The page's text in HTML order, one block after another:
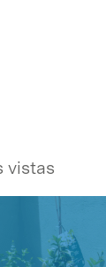
vistas